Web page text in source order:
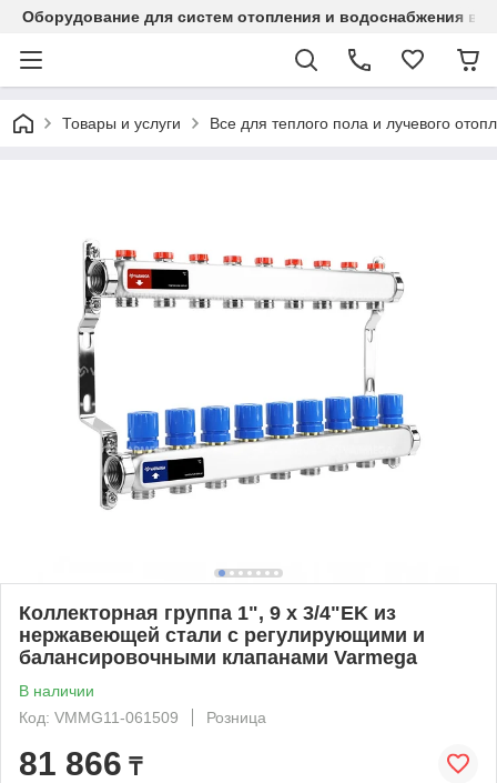
Оборудование для систем отопления и водоснабжения в
Товары и услуги Все для теплого пола и лучевого
Коллекторная группа 1", 9 x 3/4"EK из
нержавеющей стали с регулирующими и
балансировочными клапанами Varmega
В наличии
Код: VMMG11-061509
Розница
81 866 ₸